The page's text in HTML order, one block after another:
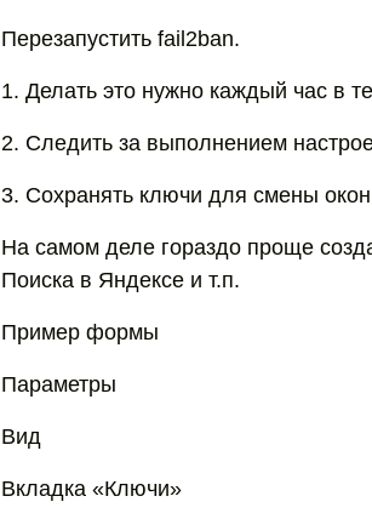
Перезапустить fail2ban.
1. Делать это нужно каждый час в
2. Следить за выполнением
3. Сохранять ключи для смены
На самом деле гораздо проще
Поиска в Яндексе и т.п.
Пример формы
Параметры
Вид
Вкладка «Ключи»